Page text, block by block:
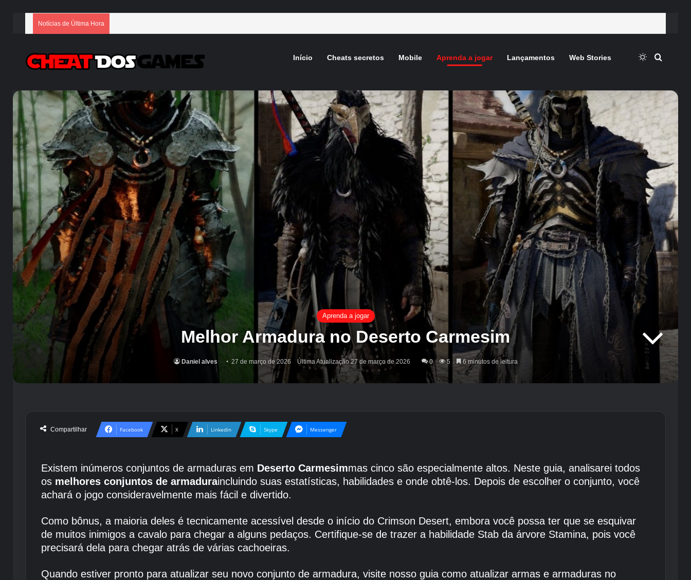
Notícias de Última Hora
Início Cheats secretos Mobile Aprenda a jogar Lançamentos Web Stories Switch skin
Aprenda a jogar
Melhor Armadura no Deserto Carmesim
Daniel alves 27 de março de 2026 Última Atualização 27 de março de 2026 0 5 6 minutos de leitura
Compartilhar Facebook X Linkedin Skype Messenger
Existem inúmeros conjuntos de armaduras em Deserto Carmesimmas cinco são especialmente altos. Neste guia, analisarei todos
os melhores conjuntos de armaduraincluindo suas estatísticas, habilidades e onde obtê-los. Depois de escolher o conjunto, você
achará o jogo consideravelmente mais fácil e divertido.
Como bônus, a maioria deles é tecnicamente acessível desde o início do Crimson Desert, embora você possa ter que se esquivar
de muitos inimigos a cavalo para chegar a alguns pedaços. Certifique-se de trazer a habilidade Stab da árvore Stamina, pois você
precisará dela para chegar atrás de várias cachoeiras.
Quando estiver pronto para atualizar seu novo conjunto de armadura, visite nosso guia como atualizar armas e armaduras no